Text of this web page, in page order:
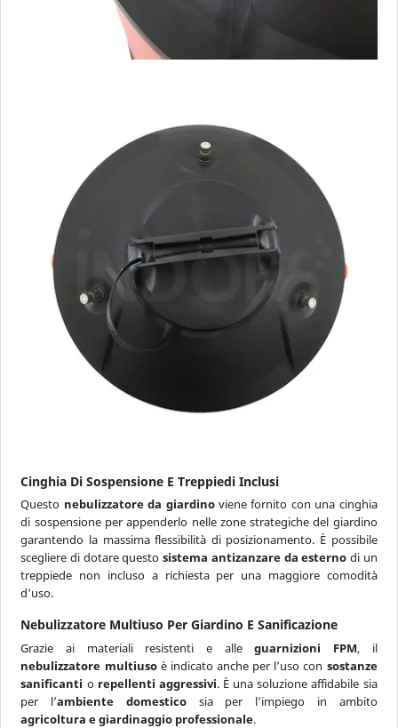
Cinghia Di Sospensione E Treppiedi Inclusi
Questo nebulizzatore da giardinoviene fornito con una cinghia
di sospensione per appenderlo nelle zone strategiche del giardino
garantendo la massima flessibilità di posizionamento. È possibile
scegliere di dotare questosistema antizanzare da esterno di un
treppiede non incluso a richiesta per una maggiore comodità
d'uso.
Nebulizzatore Multiuso Per Giardino E Sanificazione
Grazie ai materiali resistenti e alleguarnizioni FPM, il
nebulizzatore multiusoè indicato anche per l’uso con sostanze
sanificanti o repellenti aggressivi. È una soluzione affidabile sia
per l’ambiente domesticosia per l’impiego in ambito
agricoltura e giardinaggio professionale.